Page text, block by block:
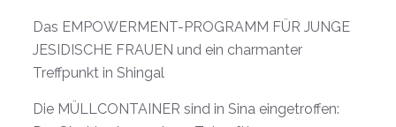
Das EMPOWERMENT-PROGRAMM FÜR JUNGE
JESIDISCHE FRAUEN und ein charmanter
Treffpunkt in Shingal
Die MÜLLCONTAINER sind in Sina eingetroffen: